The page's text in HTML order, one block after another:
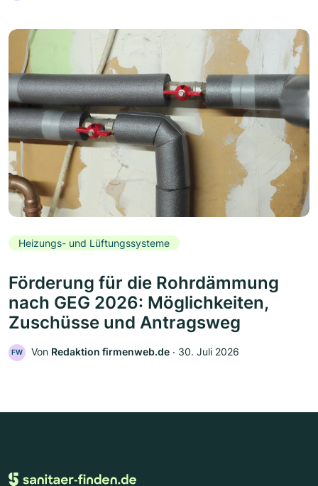
Heizungs- und Lüftungssysteme
Förderung für die Rohrdämmung
nach GEG 2026: Möglichkeiten,
Zuschüsse und Antragsweg
FW Von Redaktion firmenweb.de ‧ 30. Juli 2026